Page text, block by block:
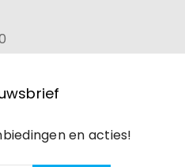
en acties!